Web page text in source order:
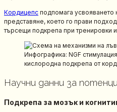
Кордицепс подпомага усвояването
представяне, което го прави
търсещи подкрепа при тренировки
Инфографика: NGF
кислородна подкрепа от
Научни данни за
Подкрепа за мозък и